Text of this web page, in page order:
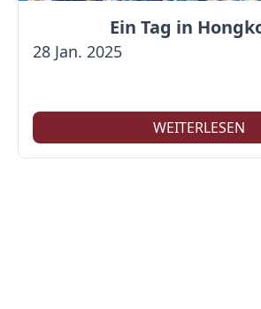
Ein Tag in
28 Jan. 2025
WEITERLESEN